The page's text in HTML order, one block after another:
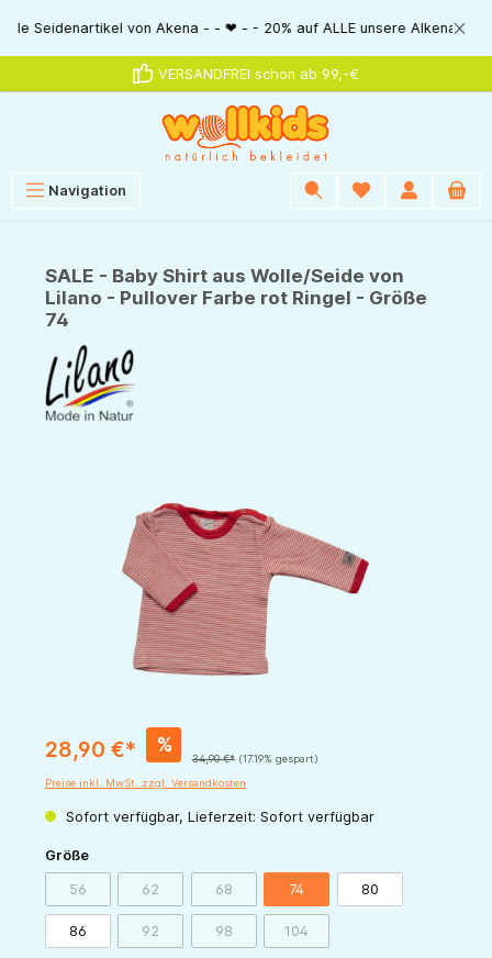
springenvon Akena - - ❤ - - 20% auf ALLE unsere Alkena-
VERSANDFREI schon ab 99,-€
Navigation
SALE - Baby Shirt aus Wolle/Seide von
Lilano - Pullover Farbe rot Ringel - Größe
74
28,90 €* %
34,90 €* (17.19% gespart)
Preise inkl. MwSt. zzgl. Versandkosten
Sofort verfügbar, Lieferzeit: Sofort verfügbar
Größeauswählen
56(Diese Option ist zurzeit nicht verfügbar.)
62(Diese Option ist zurzeit nicht verfügbar.)
68(Diese Option ist zurzeit nicht verfügbar.)
74 80
86 92(Diese Option ist zurzeit nicht verfügbar.)
98(Diese Option ist zurzeit nicht verfügbar.)
104(Diese Option ist zurzeit nicht